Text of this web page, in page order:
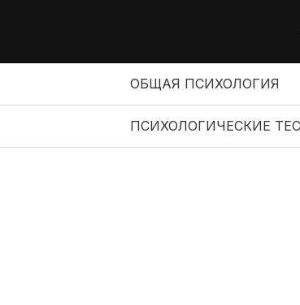
ОБЩАЯ ПСИХОЛОГИЯ
ПСИХОЛОГИЧЕСКИЕ